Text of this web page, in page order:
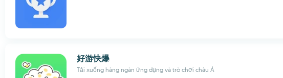
好游快爆
Tải xuống hàng ngàn ứng dụng và trò chơi châu Á